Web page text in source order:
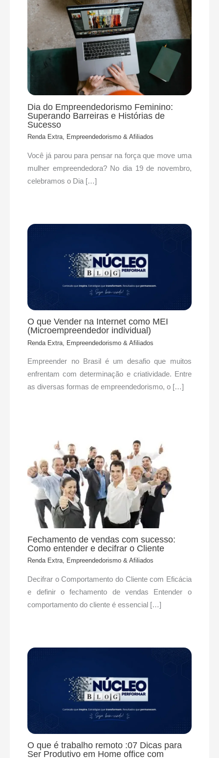
Dia do Empreendedorismo Feminino:
Superando Barreiras e Histórias de
Sucesso
Renda Extra, Empreendedorismo & Afiliados
Você já parou para pensar na força que move uma
mulher empreendedora? No dia 19 de novembro,
celebramos o Dia […]
O que Vender na Internet como MEI
(Microempreendedor individual)
Renda Extra, Empreendedorismo & Afiliados
Empreender no Brasil é um desafio que muitos
enfrentam com determinação e criatividade. Entre
as diversas formas de empreendedorismo, o […]
Fechamento de vendas com sucesso:
Como entender e decifrar o Cliente
Renda Extra, Empreendedorismo & Afiliados
Decifrar o Comportamento do Cliente com Eficácia
e definir o fechamento de vendas Entender o
comportamento do cliente é essencial […]
O que é trabalho remoto :07 Dicas para
Ser Produtivo em Home office com